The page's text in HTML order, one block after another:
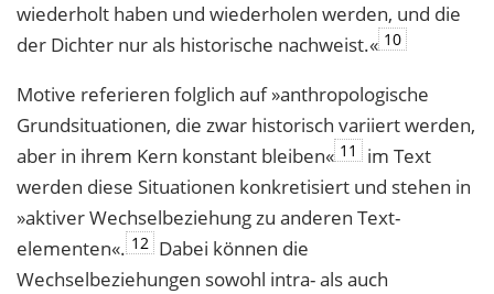
wiederholt haben und wiederholen werden, und die
der Dichter nur als historische nachweist.« 10
Motive referieren folglich auf »anthropologische
Grundsituationen, die zwar histo­risch variiert werden,
aber in ihrem Kern konstant bleiben« 11
im Text
werden diese Situationen konkretisiert und stehen in
»aktiver Wechselbeziehung zu anderen Text­
elementen«. 12 Dabei können die
Wechselbeziehungen sowohl intra- als auch